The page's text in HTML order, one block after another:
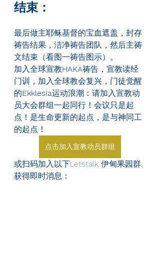
结束：
最后做主耶稣基督的宝血遮盖，封存
祷告结果，洁净祷告团队，然后主祷
文结束（看图一祷告图示）。
加入全球宣教HAKA祷告，宣教读经
门训，加入全球教会复兴，门徒觉醒
的Ekklesia运动浪潮：请加入宣教动
员大会群组一起同行！会议只是起
点！是生命更新的起点，是与神同工
的起点！
点击加入宣教动员群组
或扫码加入以下Letstalk 伊甸果园群,
获得即时消息：